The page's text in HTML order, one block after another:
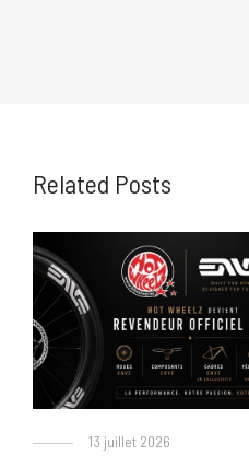
Related Posts
13 juillet 2026